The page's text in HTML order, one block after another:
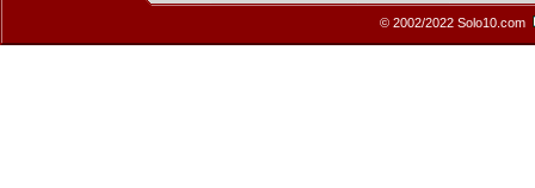
© 2002/2022 Solo10.com